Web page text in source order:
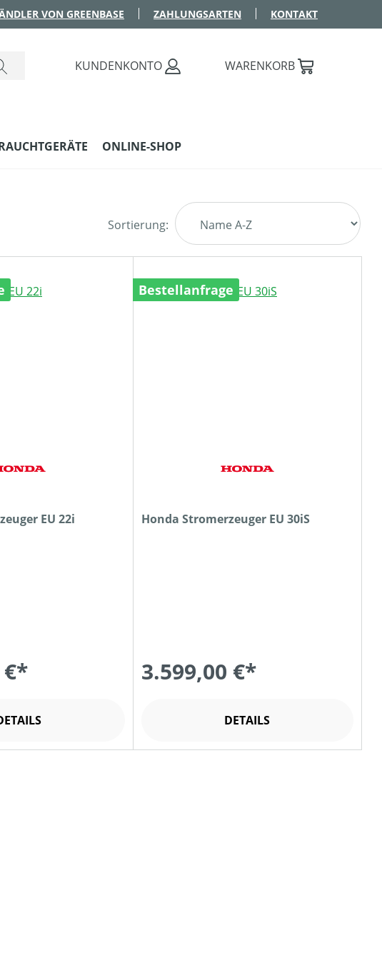
VON GREENBASE ZAHLUNGSARTEN KONTAKT
KUNDENKONTO WARENKORB
ONLINE-SHOP
Sortierung:
EU 22i
€*
Bestellanfrage
Honda Stromerzeuger EU 30iS
3.599,00 €*
DETAILS